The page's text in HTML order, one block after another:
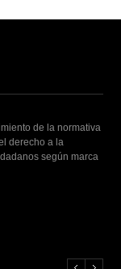
de la normativa
derecho a la
según marca